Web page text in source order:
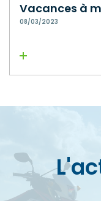
Vacances à
08/03/2023
Lire la suite